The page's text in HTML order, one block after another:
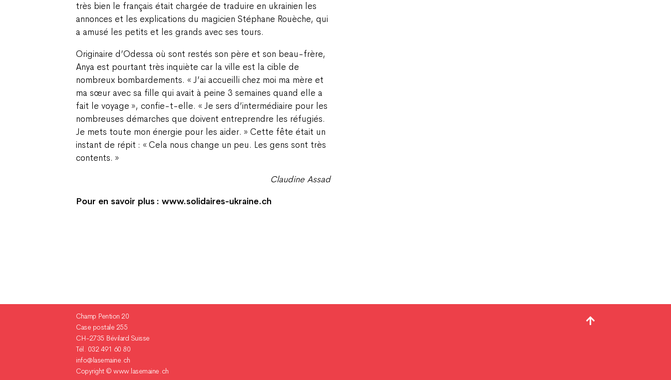
très bien le français était chargée de traduire en ukrainien les
annonces et les explications du magicien Stéphane Rouèche, qui
a amusé les petits et les grands avec ses tours.
Originaire d’Odessa où sont restés son père et son beau-frère,
Anya est pourtant très inquiète car la ville est la cible de
nombreux bombardements. « J’ai accueilli chez moi ma mère et
ma sœur avec sa fille qui avait à peine 3 semaines quand elle a
fait le voyage », confie-t-elle. « Je sers d’intermédiaire pour les
nombreuses démarches que doivent entreprendre les réfugiés.
Je mets toute mon énergie pour les aider. » Cette fête était un
instant de répit : « Cela nous change un peu. Les gens sont très
contents. »
Claudine Assad
Pour en savoir plus : www.solidaires-ukraine.ch
Champ Pention 20
Case postale 255
CH-2735 Bévilard Suisse
Tél. 032 491 60 80
info@lasemaine.ch
Copyright ©www.lasemaine.ch